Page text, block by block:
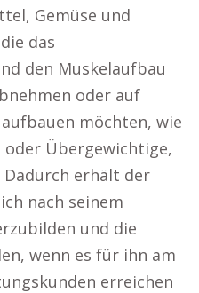
Gemüse und
das
den Muskelaufbau
oder auf
möchten, wie
Übergewichtige,
erhält der
nach seinem
und die
wenn es für ihn am
erreichen